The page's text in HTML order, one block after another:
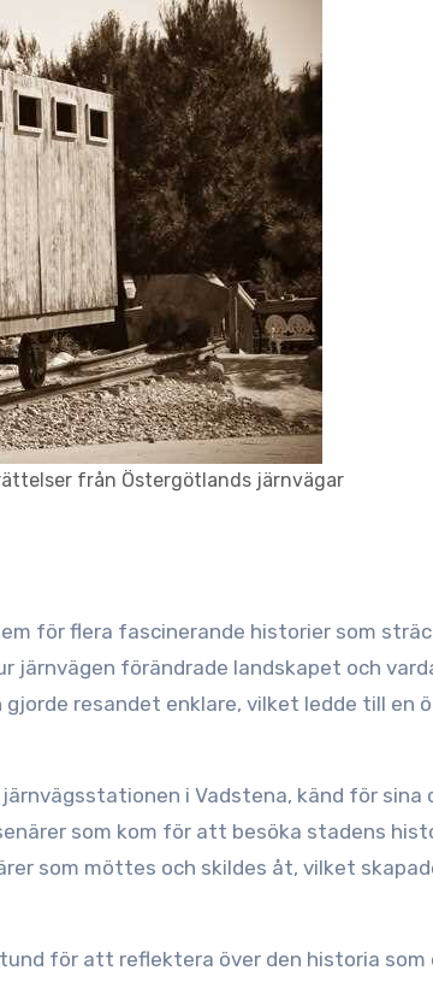
från Östergötlands järnvägar
för flera fascinerande historier som
järnvägen förändrade landskapet och
resandet enklare, vilket ledde till en
i Vadstena, känd för sina
som kom för att besöka stadens
som möttes och skildes åt, vilket
för att reflektera över den historia som